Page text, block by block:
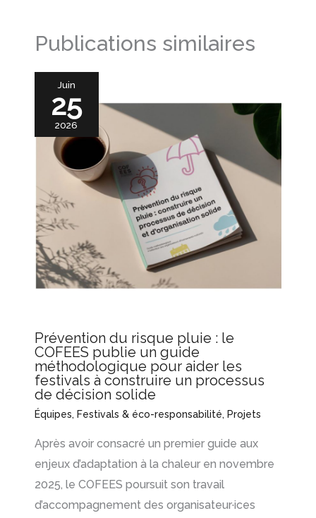
Publications similaires
Juin
25
2026
Prévention du risque pluie : le
COFEES publie un guide
méthodologique pour aider les
festivals à construire un processus
de décision solide
Équipes, Festivals & éco-responsabilité, Projets
Après avoir consacré un premier guide aux
enjeux d’adaptation à la chaleur en novembre
2025, le COFEES poursuit son travail
d’accompagnement des organisateur·ices